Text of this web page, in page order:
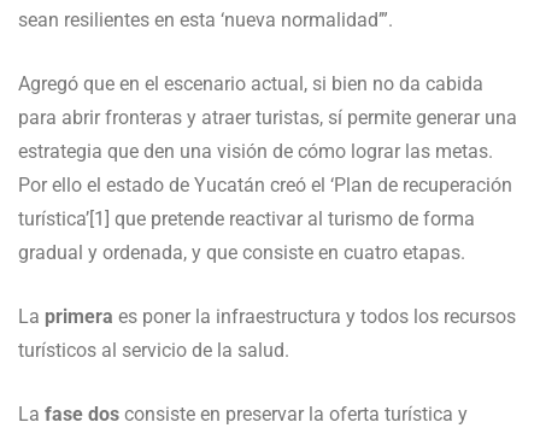
sean resilientes en esta ‘nueva normalidad’”.
Agregó que en el escenario actual, si bien no da cabida
para abrir fronteras y atraer turistas, sí permite generar una
estrategia que den una visión de cómo lograr las metas.
Por ello el estado de Yucatán creó el ‘Plan de recuperación
turística’[1] que pretende reactivar al turismo de forma
gradual y ordenada, y que consiste en cuatro etapas.
La primera es poner la infraestructura y todos los recursos
turísticos al servicio de la salud.
La fase dos consiste en preservar la oferta turística y